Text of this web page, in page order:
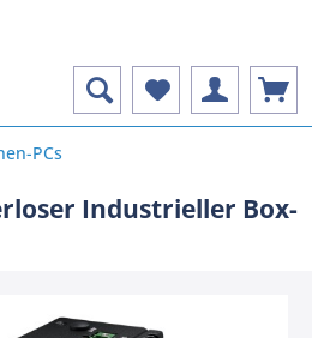
PCs
Industrieller Box-